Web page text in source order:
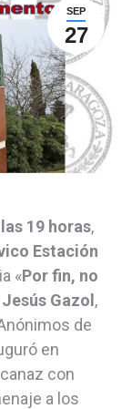
SEP
27
19 horas,
Estación
«Por fin, no
Jesús Gazol ,
de
en
con
a los